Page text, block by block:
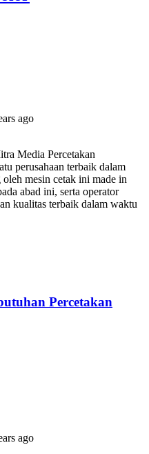
ago
Media Percetakan
perusahaan terbaik dalam
mesin cetak ini made in
abad ini, serta operator
kualitas terbaik dalam waktu
Percetakan
ago